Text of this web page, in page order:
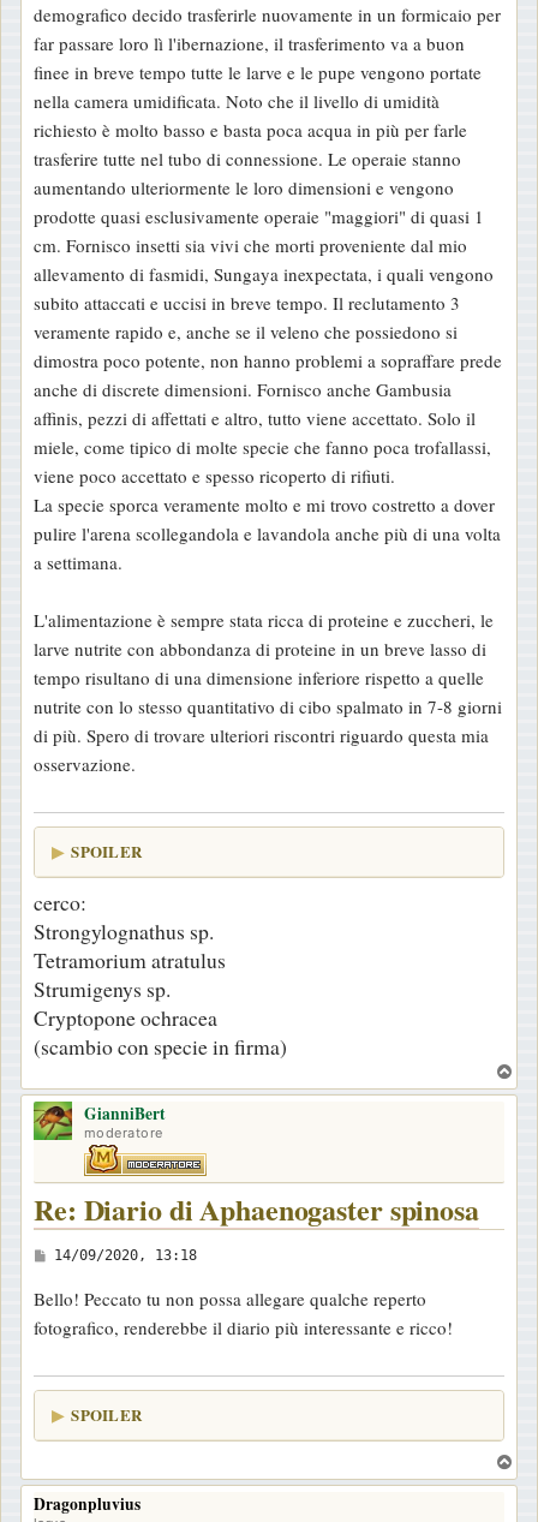
demografico decido trasferirle nuovamente in un formicaio per
far passare loro lì l'ibernazione, il trasferimento va a buon
finee in breve tempo tutte le larve e le pupe vengono portate
nella camera umidificata. Noto che il livello di umidità
richiesto è molto basso e basta poca acqua in più per farle
trasferire tutte nel tubo di connessione. Le operaie stanno
aumentando ulteriormente le loro dimensioni e vengono
prodotte quasi esclusivamente operaie "maggiori" di quasi 1
cm. Fornisco insetti sia vivi che morti proveniente dal mio
allevamento di fasmidi, Sungaya inexpectata, i quali vengono
subito attaccati e uccisi in breve tempo. Il reclutamento 3
veramente rapido e, anche se il veleno che possiedono si
dimostra poco potente, non hanno problemi a sopraffare prede
anche di discrete dimensioni. Fornisco anche Gambusia
affinis, pezzi di affettati e altro, tutto viene accettato. Solo il
miele, come tipico di molte specie che fanno poca trofallassi,
viene poco accettato e spesso ricoperto di rifiuti.
La specie sporca veramente molto e mi trovo costretto a dover
pulire l'arena scollegandola e lavandola anche più di una volta
a settimana.
L'alimentazione è sempre stata ricca di proteine e zuccheri, le
larve nutrite con abbondanza di proteine in un breve lasso di
tempo risultano di una dimensione inferiore rispetto a quelle
nutrite con lo stesso quantitativo di cibo spalmato in 7-8 giorni
di più. Spero di trovare ulteriori riscontri riguardo questa mia
osservazione.
SPOILER
cerco:
Strongylognathus sp.
Tetramorium atratulus
Strumigenys sp.
Cryptopone ochracea
(scambio con specie in firma)
o
GianniBert
moderatore
Re: Diario di Aphaenogaster spinosa
M
s
s
g
g
o
14/09/2020, 13:18
Bello! Peccato tu non possa allegare qualche reperto
fotografico, renderebbe il diario più interessante e ricco!
SPOILER
o
Dragonpluvius